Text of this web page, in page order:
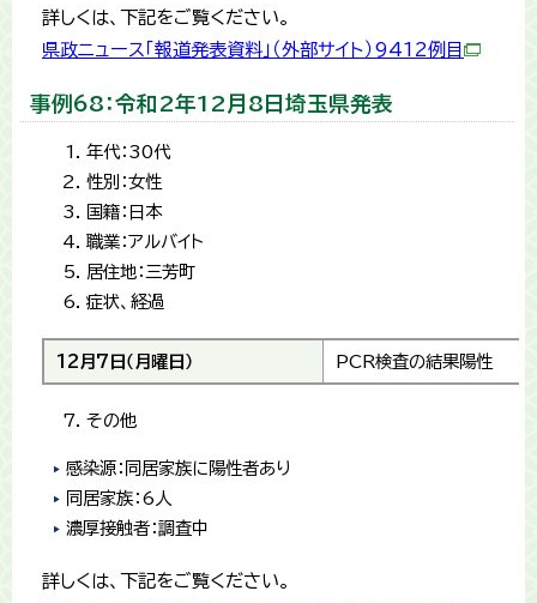
詳しくは、下記をご覧ください。
県政ニュース「報道発表資料」（外部サイト）9412例目
事例68：令和2年12月8日埼玉県発表
年代：30代
性別：女性
国籍：日本
職業：アルバイト
居住地：三芳町
症状、経過
12月7日（月曜日） PCR検査の結果陽性
その他
感染源：同居家族に陽性者あり
同居家族：6人
濃厚接触者：調査中
詳しくは、下記をご覧ください。